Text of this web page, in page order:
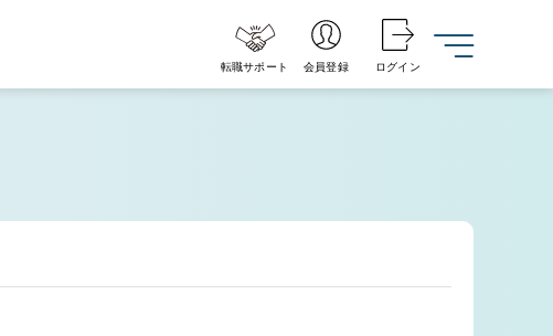
転職サポート 会員登録 ログイン